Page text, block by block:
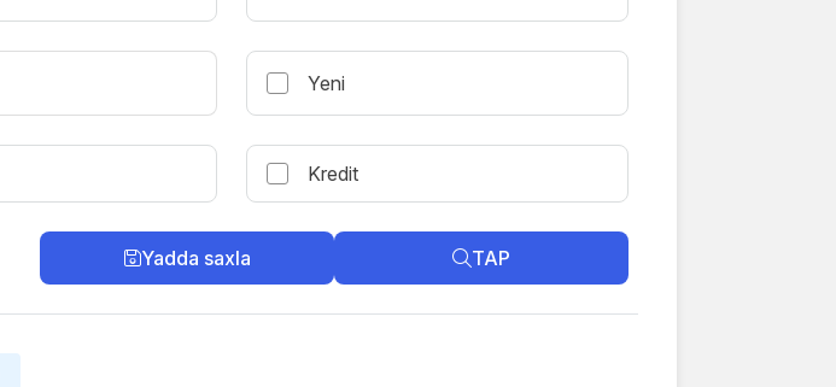
Yeni
Kredit
Yadda saxla TAP